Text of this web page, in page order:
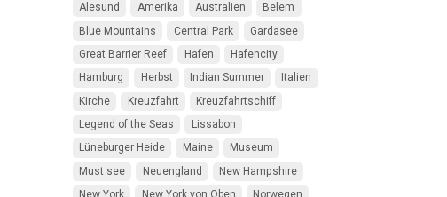
Alesund Amerika Australien
Belem
Blue Mountains
Central Park
Gardasee
Great Barrier Reef
Hafen
Hafencity
Hamburg
Herbst Indian Summer
Italien
Kirche
Kreuzfahrt
Kreuzfahrtschiff
Legend of the Seas
Lissabon
Lüneburger Heide
Maine
Museum
Must see
Neuengland
New Hampshire
New York
New York von Oben
Norwegen